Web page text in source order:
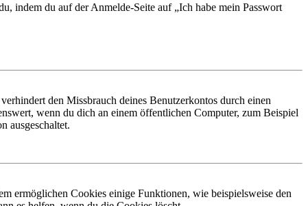
indem du auf der Anmelde-Seite auf „Ich habe mein Passwort
den Missbrauch deines Benutzerkontos durch einen
wenn du dich an einem öffentlichen Computer, zum Beispiel
ausgeschaltet.
ermöglichen Cookies einige Funktionen, wie beispielsweise den